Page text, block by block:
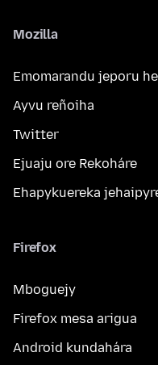
Mozilla
Emomarandu jeporu
Ayvu reñoiha
Twitter
Ejuaju ore Rekoháre
Ehapykuereka
Firefox
Mboguejy
Firefox mesa arigua
Android kundahára